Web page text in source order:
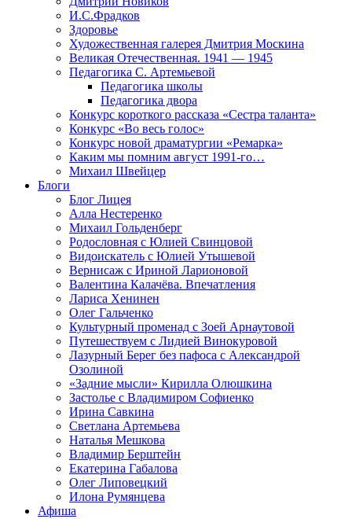
И.С.Фрадков
Здоровье
Художественная галерея Дмитрия Москина
Великая Отечественная. 1941 — 1945
Педагогика С. Артемьевой
Педагогика школы
Педагогика двора
Конкурс короткого рассказа «Сестра таланта»
Конкурс «Во весь голос»
Конкурс новой драматургии «Ремарка»
Каким мы помним август 1991-го…
Михаил Швейцер
Блоги
Блог Лицея
Алла Нестеренко
Михаил Гольденберг
Родословная с Юлией Свинцовой
Видоискатель с Юлией Утышевой
Вернисаж с Ириной Ларионовой
Валентина Калачёва. Впечатления
Лариса Хенинен
Олег Гальченко
Культурный променад с Зоей Арнаутовой
Путешествуем с Лидией Винокуровой
Лазурный Берег без пафоса с Александрой
Озолиной
«Задние мысли» Кирилла Олюшкина
Застолье с Владимиром Софиенко
Ирина Савкина
Светлана Артемьева
Наталья Мешкова
Владимир Берштейн
Екатерина Габалова
Олег Липовецкий
Илона Румянцева
Афиша